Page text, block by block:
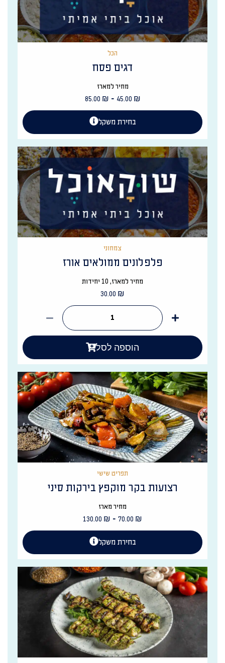
הכל
דגים פסח
מחיר למארז
45.00 ₪
-
85.00 ₪
בחירת משקל
צמחוני
פלפלונים ממולאים אורז
מחיר למארז, 10 יחידות
30.00 ₪
הוספה לסל
תפריט שישי
רצועות בקר מוקפץ בירקות סיני
מחיר מארז
70.00 ₪
-
130.00 ₪
בחירת משקל